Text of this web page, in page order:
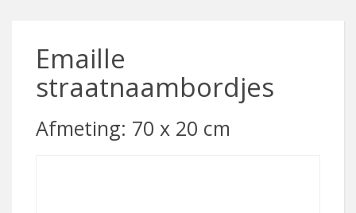
Emaille
straatnaambordjes
Afmeting: 70 x 20 cm